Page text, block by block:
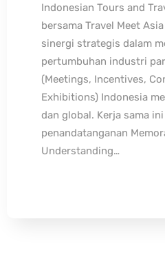
Indonesian Tours and
bersama Travel Meet
sinergi strategis dalam
pertumbuhan industri
(Meetings, Incentives,
Exhibitions) Indonesia
dan global. Kerja sama
penandatanganan
Understanding…